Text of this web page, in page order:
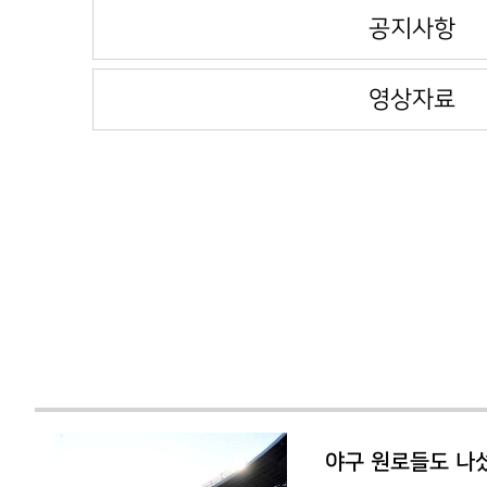
공지사항
영상자료
야구 원로들도 나